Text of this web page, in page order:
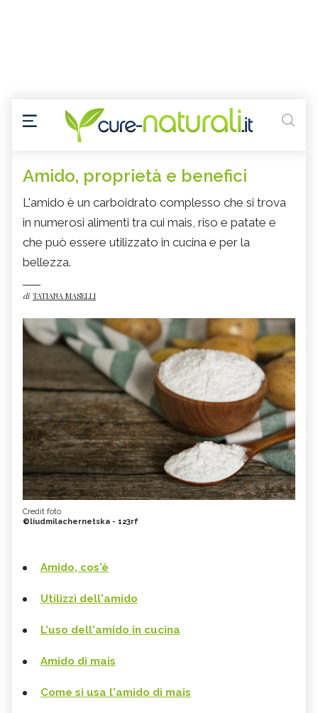
Amido, proprietà e benefici
L'amido è un carboidrato complesso che si trova
in numerosi alimenti tra cui mais, riso e patate e
che può essere utilizzato in cucina e per la
bellezza.
di TATIANA MASELLI
Credit foto
©liudmilachernetska - 123rf
Amido, cos'è
Utilizzi dell'amido
L'uso dell'amido in cucina
Amido di mais
Come si usa l'amido di mais